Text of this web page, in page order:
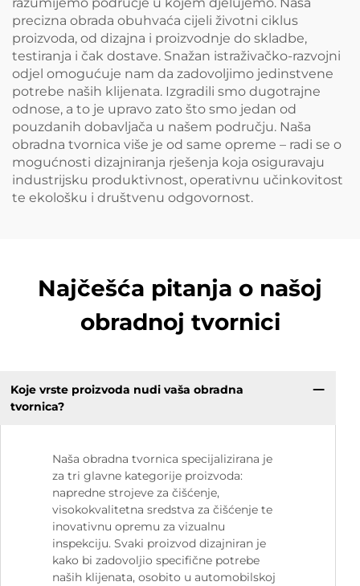
precizna obrada obuhvaća cijeli životni ciklus
proizvoda, od dizajna i proizvodnje do skladbe,
testiranja i čak dostave. Snažan istraživačko-razvojni
odjel omogućuje nam da zadovoljimo jedinstvene
potrebe naših klijenata. Izgradili smo dugotrajne
odnose, a to je upravo zato što smo jedan od
pouzdanih dobavljača u našem području. Naša
obradna tvornica više je od same opreme – radi se o
mogućnosti dizajniranja rješenja koja osiguravaju
industrijsku produktivnost, operativnu učinkovitost
te ekološku i društvenu odgovornost.
Najčešća pitanja o našoj
obradnoj tvornici
Koje vrste proizvoda nudi vaša obradna
tvornica?
Naša obradna tvornica specijalizirana je
za tri glavne kategorije proizvoda:
napredne strojeve za čišćenje,
visokokvalitetna sredstva za čišćenje te
inovativnu opremu za vizualnu
inspekciju. Svaki proizvod dizajniran je
kako bi zadovoljio specifične potrebe
naših klijenata, osobito u automobilskoj